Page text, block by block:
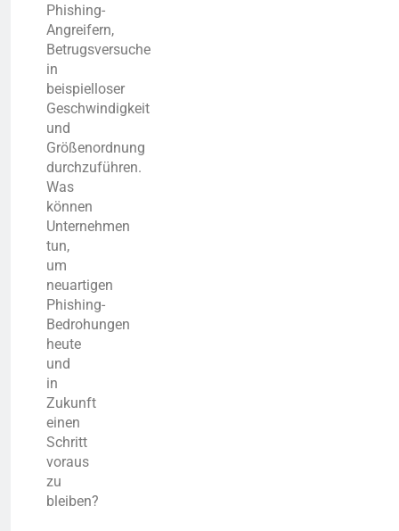
Phishing-
Angreifern,
Betrugsversuche
in
beispielloser
Geschwindigkeit
und
Größenordnung
durchzuführen.
Was
können
Unternehmen
tun,
um
neuartigen
Phishing-
Bedrohungen
heute
und
in
Zukunft
einen
Schritt
voraus
zu
bleiben?